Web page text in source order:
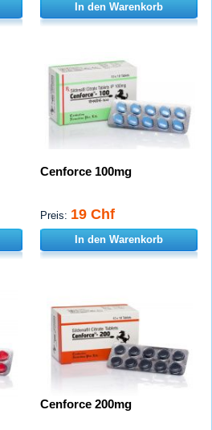
In den Warenkorb
Cenforce 100mg
Preis: 19 Chf
In den Warenkorb
Cenforce 200mg